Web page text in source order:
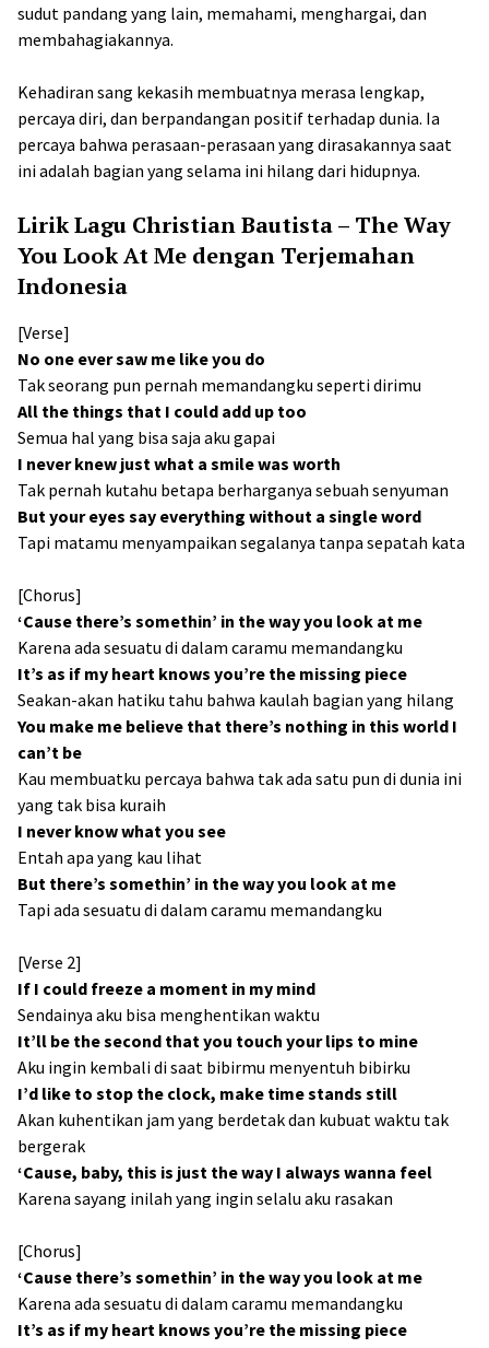
sudut pandang yang lain, memahami, menghargai, dan
membahagiakannya.
Kehadiran sang kekasih membuatnya merasa lengkap,
percaya diri, dan berpandangan positif terhadap dunia. Ia
percaya bahwa perasaan-perasaan yang dirasakannya saat
ini adalah bagian yang selama ini hilang dari hidupnya.
Lirik Lagu Christian Bautista – The Way
You Look At Me dengan Terjemahan
Indonesia
[Verse]
No one ever saw me like you do
Tak seorang pun pernah memandangku seperti dirimu
All the things that I could add up too
Semua hal yang bisa saja aku gapai
I never knew just what a smile was worth
Tak pernah kutahu betapa berharganya sebuah senyuman
But your eyes say everything without a single word
Tapi matamu menyampaikan segalanya tanpa sepatah kata
[Chorus]
‘Cause there’s somethin’ in the way you look at me
Karena ada sesuatu di dalam caramu memandangku
It’s as if my heart knows you’re the missing piece
Seakan-akan hatiku tahu bahwa kaulah bagian yang hilang
You make me believe that there’s nothing in this world I
can’t be
Kau membuatku percaya bahwa tak ada satu pun di dunia ini
yang tak bisa kuraih
I never know what you see
Entah apa yang kau lihat
But there’s somethin’ in the way you look at me
Tapi ada sesuatu di dalam caramu memandangku
[Verse 2]
If I could freeze a moment in my mind
Sendainya aku bisa menghentikan waktu
It’ll be the second that you touch your lips to mine
Aku ingin kembali di saat bibirmu menyentuh bibirku
I’d like to stop the clock, make time stands still
Akan kuhentikan jam yang berdetak dan kubuat waktu tak
bergerak
‘Cause, baby, this is just the way I always wanna feel
Karena sayang inilah yang ingin selalu aku rasakan
[Chorus]
‘Cause there’s somethin’ in the way you look at me
Karena ada sesuatu di dalam caramu memandangku
It’s as if my heart knows you’re the missing piece